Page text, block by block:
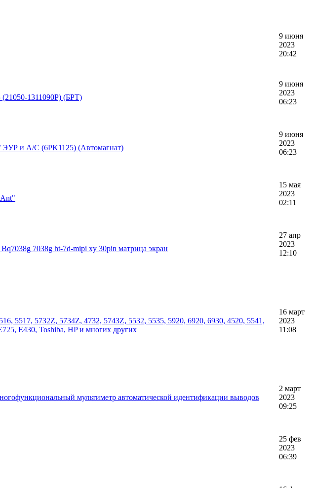
9 июня
2023
20:42
1311090Р) (БРТ)
9 июня
2023
06:23
ЭУР и А/С (6PK1125) (Автомагнат)
9 июня
2023
06:23
15 мая
2023
02:11
7038g ht-7d-mipi xy 30pin матрица экран
27 апр
2023
12:10
5517, 5732Z, 5734Z, 4732, 5743Z, 5532, 5535, 5920, 6920, 6930, 4520, 5541,
E430, Toshiba, HP и многих других
16 март
2023
11:08
мультиметр автоматической идентификации выводов
2 март
2023
09:25
25 фев
2023
06:39